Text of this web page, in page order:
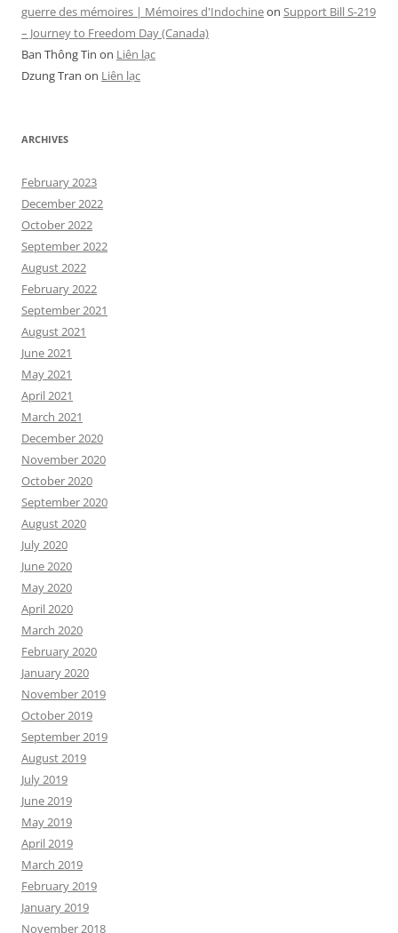
guerre des mémoires | Mémoires d'Indochineon Support Bill S-219
– Journey to Freedom Day (Canada)
Ban Thông Tin on Liên lạc
Dzung Tran on Liên lạc
ARCHIVES
February 2023
December 2022
October 2022
September 2022
August 2022
February 2022
September 2021
August 2021
June 2021
May 2021
April 2021
March 2021
December 2020
November 2020
October 2020
September 2020
August 2020
July 2020
June 2020
May 2020
April 2020
March 2020
February 2020
January 2020
November 2019
October 2019
September 2019
August 2019
July 2019
June 2019
May 2019
April 2019
March 2019
February 2019
January 2019
November 2018